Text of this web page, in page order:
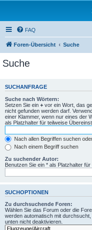
FAQ
Foren-Übersicht Suche
Suche
SUCHANFRAGE
Suche nach Wörtern:
Setzen Sie ein + vor ein Wort, das
nicht gefunden werden darf.
einer Klammer, wenn nur eines der
als Platzhalter für teilweise
Nach allen Begriffen suchen
Nach einem Begriff suchen
Zu suchender Autor:
Benutzen Sie ein * als Platzhalter
SUCHOPTIONEN
Zu durchsuchende Foren:
Wählen Sie das Forum oder die
werden automatisch mit
unten nicht deaktivieren.